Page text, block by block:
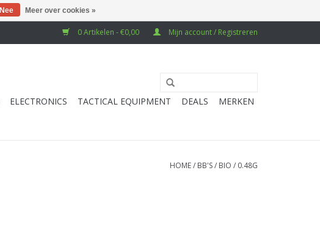
0 Artikelen - €0,00 Mijn account / Registreren
ELECTRONICS TACTICAL EQUIPMENT DEALS MERKEN
HOME/ BB'S/ BIO / 0.48G
Nee Meer over cookies »